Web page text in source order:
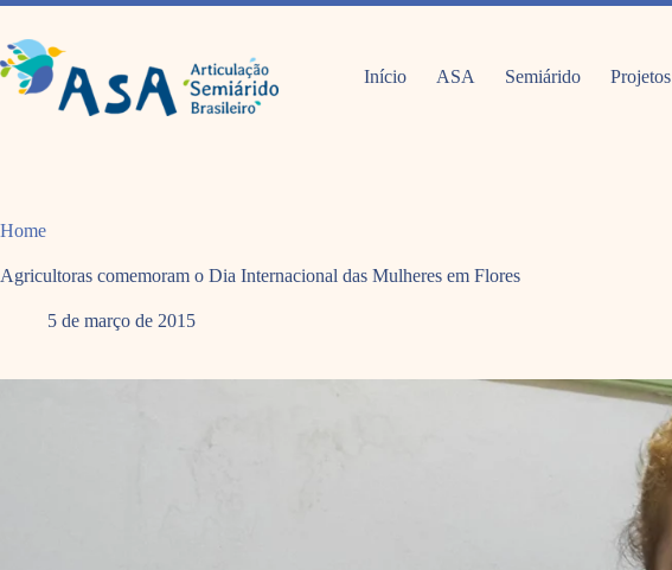
Pular
o
conteúdo
Início ASA Semiárido Projetos
Home
Agricultoras comemoram o Dia Internacional das Mulheres em Flores
5 de março de 2015